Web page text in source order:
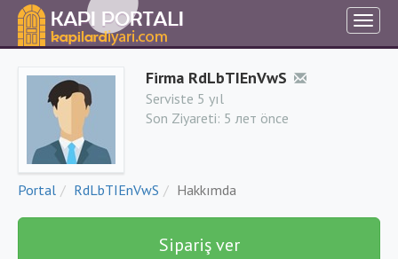
Firma RdLbTIEnVwS
Serviste 5 yıl
Son Ziyareti: 5 лет önce
Portal RdLbTIEnVwS Hakkımda
Sipariş ver